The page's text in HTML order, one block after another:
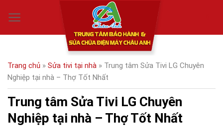
Trang chủ » Sửa tivi tại nhà » Trung tâm Sửa Tivi LG Chuyên
Nghiệp tại nhà – Thợ Tốt Nhất
Trung tâm Sửa Tivi LG Chuyên
Nghiệp tại nhà – Thợ Tốt Nhất